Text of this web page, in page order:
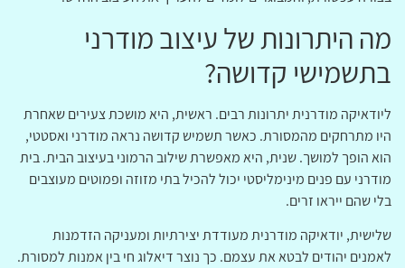
מה היתרונות של עיצוב מודרני
בתשמישי קדושה?
ליודאיקה מודרנית יתרונות רבים. ראשית, היא מושכת צעירים שאחרת
היו מתרחקים מהמסורת. כאשר תשמיש קדושה נראה מודרני ואסטטי,
הוא הופך למושך. שנית, היא מאפשרת שילוב הרמוני בעיצוב הבית. בית
מודרני עם פנים מינימליסטי יכול להכיל בתי מזוזה ופמוטים מעוצבים
בלי שהם ייראו זרים.
שלישית, יודאיקה מודרנית מעודדת יצירתיות ומעניקה הזדמנות
לאמנים יהודים לבטא את עצמם. כך נוצר דיאלוג חי בין אמנות למסורת.